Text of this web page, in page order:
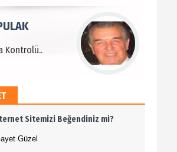
Kontrolü..
Bilim İnsanı Tosun
Saygı..
ÖZDEMİR
Sitemizi Beğendiniz mi?
Güzel